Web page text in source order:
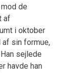
de
af
i oktober
sin formue,
sejlede
havde han